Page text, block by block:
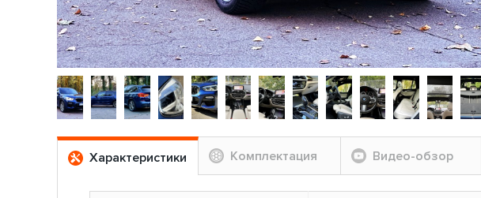
Характеристики Комплектация Видео-обзор